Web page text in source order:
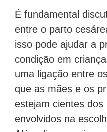
É fundamental
entre o parto
isso pode ajudar a
condição em
uma ligação entre
que as mães e os
estejam cientes dos
envolvidos na